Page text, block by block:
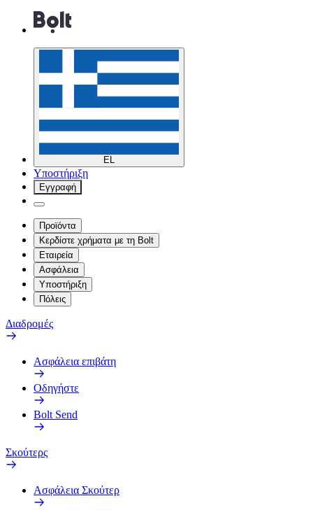
EL
Υποστήριξη
Εγγραφή
Προϊόντα
Κερδίστε χρήματα με τη Bolt
Εταιρεία
Ασφάλεια
Υποστήριξη
Πόλεις
Διαδρομές
Ασφάλεια επιβάτη
Οδηγήστε
Bolt Send
Σκούτερς
Ασφάλεια Σκούτερ